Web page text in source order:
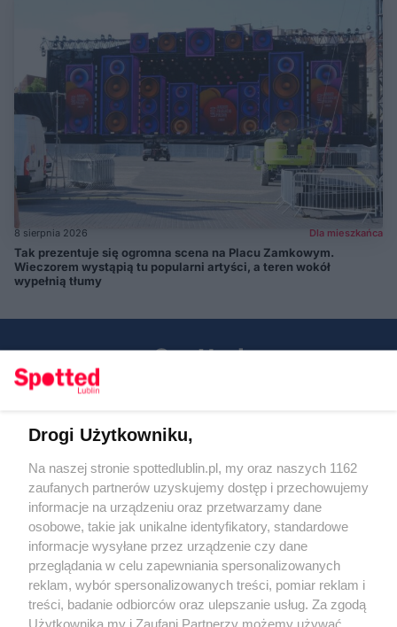
8 sierpnia 2026 Dla mieszkańca
Tak prezentuje się ogromna scena na Placu Zamkowym.
Wieczorem wystąpią tu popularni artyści, a teren wokół
wypełnią tłumy
KATEGORIE
OGŁOSZENIA
Regulamin
Polityka prywatności
RODO
Warunki korzystania z treści
Drogi Użytkowniku,
Na naszej stronie spottedlublin.pl, my oraz naszych 1162
zaufanych partnerów uzyskujemy dostęp i przechowujemy
informacje na urządzeniu oraz przetwarzamy dane
osobowe, takie jak unikalne identyfikatory, standardowe
informacje wysyłane przez urządzenie czy dane
przeglądania w celu zapewniania spersonalizowanych
reklam, wybór spersonalizowanych treści, pomiar reklam i
treści, badanie odbiorców oraz ulepszanie usług. Za zgodą
Użytkownika my i Zaufani Partnerzy możemy używać